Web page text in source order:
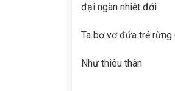
đại ngàn nhiệt đới
Ta bơ vơ đứa trẻ rừng
Như thiêu thân